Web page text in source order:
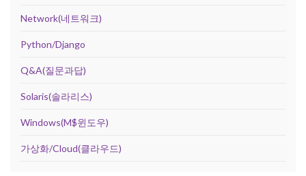
Network(네트워크)
Python/Django
Q&A(질문과답)
Solaris(솔라리스)
Windows(M$윈도우)
가상화/Cloud(클라우드)